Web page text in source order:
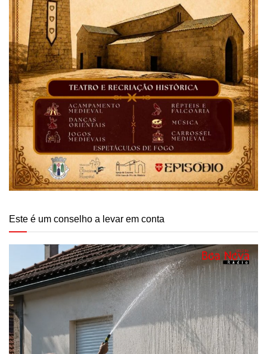
Este é um conselho a levar em conta